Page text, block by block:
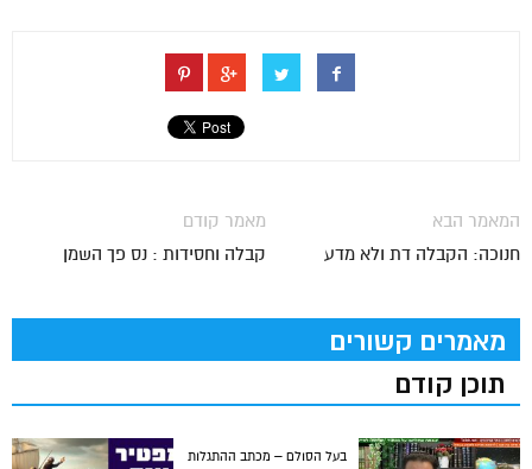
מאמר קודם
קבלה וחסידות : נס פך השמן
המאמר הבא
חנוכה: הקבלה דת ולא מדע
מאמרים קשורים
תוכן קודם
בעל הסולם – מכתב ההתגלות